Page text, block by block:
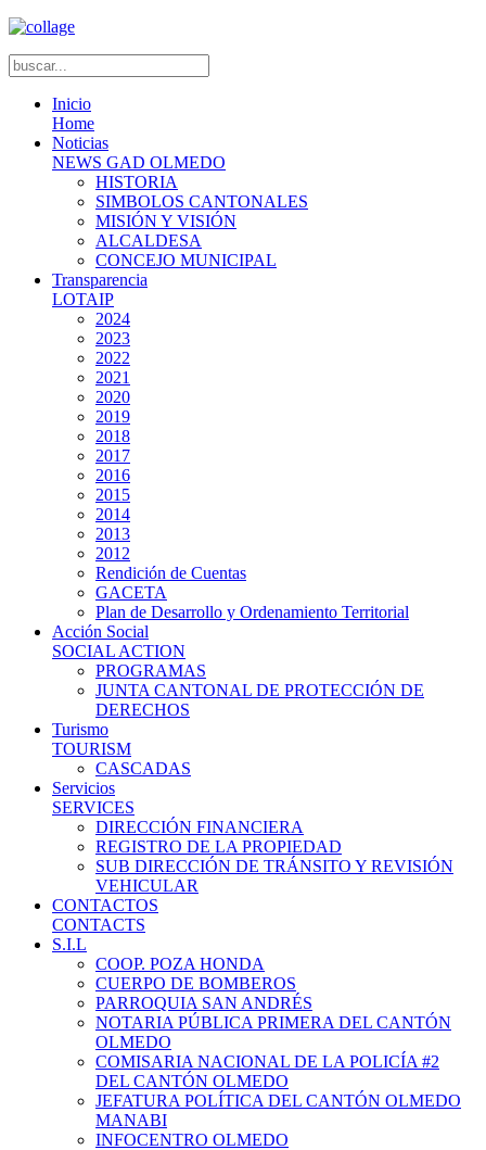
Inicio
Home
Noticias
NEWS GAD OLMEDO
HISTORIA
SIMBOLOS CANTONALES
MISIÓN Y VISIÓN
ALCALDESA
CONCEJO MUNICIPAL
Transparencia
LOTAIP
2024
2023
2022
2021
2020
2019
2018
2017
2016
2015
2014
2013
2012
Rendición de Cuentas
GACETA
Plan de Desarrollo y Ordenamiento Territorial
Acción Social
SOCIAL ACTION
PROGRAMAS
JUNTA CANTONAL DE PROTECCIÓN DE
DERECHOS
Turismo
TOURISM
CASCADAS
Servicios
SERVICES
DIRECCIÓN FINANCIERA
REGISTRO DE LA PROPIEDAD
SUB DIRECCIÓN DE TRÁNSITO Y REVISIÓN
VEHICULAR
CONTACTOS
CONTACTS
S.I.L
COOP. POZA HONDA
CUERPO DE BOMBEROS
PARROQUIA SAN ANDRÉS
NOTARIA PÚBLICA PRIMERA DEL CANTÓN
OLMEDO
COMISARIA NACIONAL DE LA POLICÍA #2
DEL CANTÓN OLMEDO
JEFATURA POLÍTICA DEL CANTÓN OLMEDO
MANABI
INFOCENTRO OLMEDO